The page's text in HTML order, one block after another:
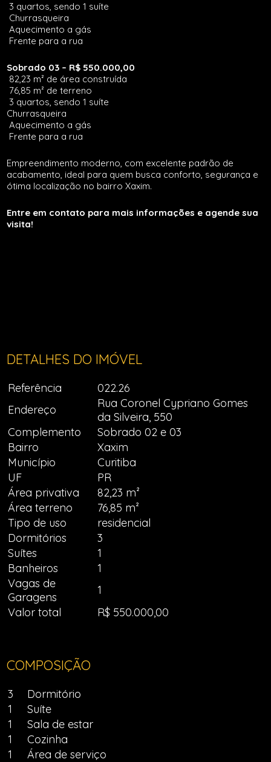
3 quartos, sendo 1 suíte
Churrasqueira
Aquecimento a gás
Frente para a rua
Sobrado 03 – R$ 550.000,00
82,23 m² de área construída
76,85 m² de terreno
3 quartos, sendo 1 suíte
Churrasqueira
Aquecimento a gás
Frente para a rua
Empreendimento moderno, com excelente padrão de
acabamento, ideal para quem busca conforto, segurança e
ótima localização no bairro Xaxim.
Entre em contato para mais informações e agende sua
visita!
DETALHES DO IMÓVEL
Referência
022.26
Endereço
Rua Coronel Cypriano Gomes
da Silveira, 550
Complemento
Sobrado 02 e 03
Bairro
Xaxim
Município
Curitiba
UF
PR
Área privativa
82,23 m²
Área terreno
76,85 m²
Tipo de uso
residencial
Dormitórios
3
Suítes
1
Banheiros
1
Vagas de
Garagens
1
Valor total
R$ 550.000,00
COMPOSIÇÃO
3
Dormitório
1
Suíte
1
Sala de estar
1
Cozinha
1
Área de serviço